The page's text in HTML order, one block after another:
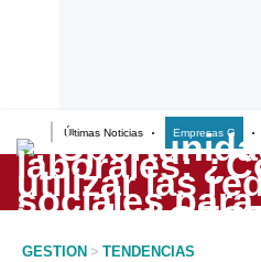
Últimas Noticias Empresas G
Lo último
Peru Quiosco
GESTION > TENDENCIAS